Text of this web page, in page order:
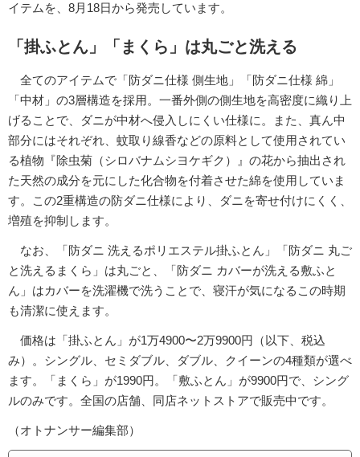
イテムを、8月18日から発売しています。
「掛ふとん」「まくら」は丸ごと洗える
全てのアイテムで「防ダニ仕様 側生地」「防ダニ仕様 綿」
「中材」の3層構造を採用。一番外側の側生地を高密度に織り上
げることで、ダニが中材へ侵入しにくい仕様に。また、真ん中
部分にはそれぞれ、蚊取り線香などの原料として使用されてい
る植物『除虫菊（シロバナムシヨケギク）』の花から抽出され
た天然の成分を元にした化合物を付着させた綿を使用していま
す。この2重構造の防ダニ仕様により、ダニを寄せ付けにくく、
増殖を抑制します。
なお、「防ダニ 洗えるポリエステル掛ふとん」「防ダニ 丸ご
と洗えるまくら」は丸ごと、「防ダニ カバーが洗える敷ふと
ん」はカバーを洗濯機で洗うことで、寝汗が気になるこの時期
も清潔に使えます。
価格は「掛ふとん」が1万4900〜2万9900円（以下、税込
み）。シングル、セミダブル、ダブル、クイーンの4種類が選べ
ます。「まくら」が1990円。「敷ふとん」が9900円で、シング
ルのみです。全国の店舗、同店ネットストアで販売中です。
（オトナンサー編集部）